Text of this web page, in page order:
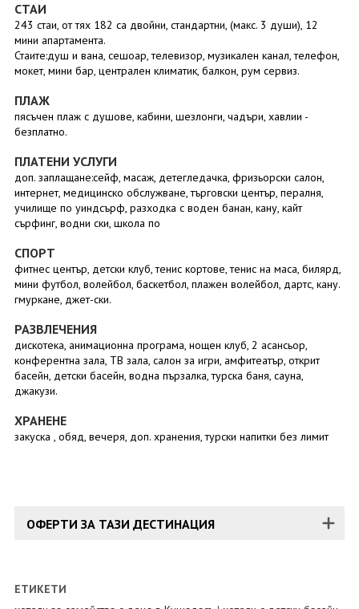
СТАИ
243 стаи, от тях 182 са двойни, стандартни, (макс. 3 души), 12
мини апартамента.
Стаите:душ и вана, сешоар, телевизор, музикален канал, телефон,
мокет, мини бар, централен климатик, балкон, рум сервиз.
ПЛАЖ
пясъчен плаж с душове, кабини, шезлонги, чадъри, хавлии -
безплатно.
ПЛАТЕНИ УСЛУГИ
доп. заплащане:сейф, масаж, детегледачка, фризьорски салон,
интернет, медицинско обслужване, търговски център, пералня,
училище по уиндсърф, разходка с воден банан, кану, кайт
сърфинг, водни ски, школа по
СПОРТ
фитнес център, детски клуб, тенис кортове, тенис на маса, билярд,
мини футбол, волейбол, баскетбол, плажен волейбол, дартс, кану.
гмуркане, джет-ски.
РАЗВЛЕЧЕНИЯ
дискотека, анимационна програма, нощен клуб, 2 асансьор,
конферентна зала, ТВ зала, салон за игри, амфитеатър, открит
басейн, детски басейн, водна пързалка, турска баня, сауна,
джакузи.
ХРАНЕНЕ
закуска , обяд, вечеря, доп. хранения, турски напитки без лимит
ОФЕРТИ ЗА ТАЗИ ДЕСТИНАЦИЯ
ЕТИКЕТИ